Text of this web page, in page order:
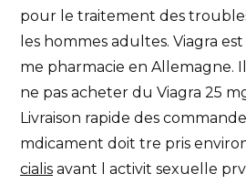
pour le traitement des
les hommes adultes. Viagra
me pharmacie en Allemagne.
ne pas acheter du Viagra 25
Livraison rapide des
mdicament doit tre pris
cialis avant l activit sexuelle